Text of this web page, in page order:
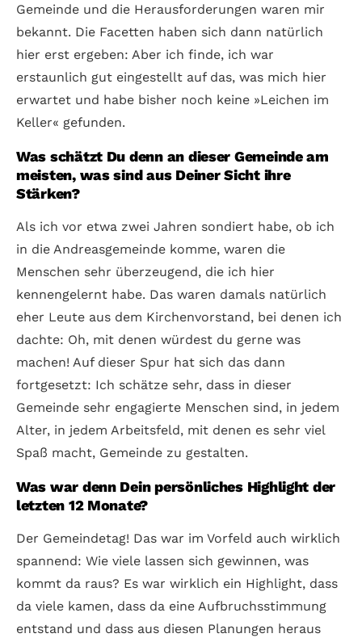
Gemeinde und die Herausforderungen waren mir
bekannt. Die Facetten haben sich dann natürlich
hier erst ergeben: Aber ich finde, ich war
erstaunlich gut eingestellt auf das, was mich hier
erwartet und habe bisher noch keine »Leichen im
Keller« gefunden.
Was schätzt Du denn an dieser Gemeinde am
meisten, was sind aus Deiner Sicht ihre
Stärken?
Als ich vor etwa zwei Jahren sondiert habe, ob ich
in die Andreasgemeinde komme, waren die
Menschen sehr überzeugend, die ich hier
kennengelernt habe. Das waren damals natürlich
eher Leute aus dem Kirchenvorstand, bei denen ich
dachte: Oh, mit denen würdest du gerne was
machen! Auf dieser Spur hat sich das dann
fortgesetzt: Ich schätze sehr, dass in dieser
Gemeinde sehr engagierte Menschen sind, in jedem
Alter, in jedem Arbeitsfeld, mit denen es sehr viel
Spaß macht, Gemeinde zu gestalten.
Was war denn Dein persönliches Highlight der
letzten 12 Monate?
Der Gemeindetag! Das war im Vorfeld auch wirklich
spannend: Wie viele lassen sich gewinnen, was
kommt da raus? Es war wirklich ein Highlight, dass
da viele kamen, dass da eine Aufbruchsstimmung
entstand und dass aus diesen Planungen heraus